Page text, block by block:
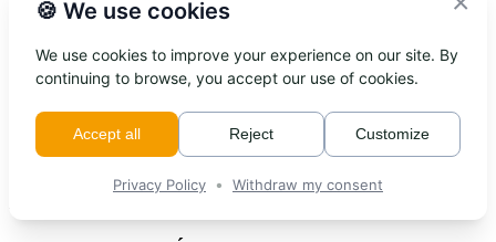
Félicitations aux deux autres artistes finalistes.
ANNA GROLEAU – Stoneham-et-Tewkesbury;
ISABELLE HENRY– Sainte-Brigitte-de-Laval;
Bénévole de l’année
🍪 We use cookies
We use cookies to improve your experience on our site. By
continuing to browse, you accept our use of cookies.
Accept all Reject Customize
Privacy Policy • Withdraw my consent